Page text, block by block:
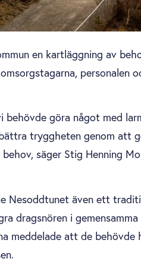
en kartläggning av
personalen
göra något med
tryggheten genom att
säger Stig Henning
Nesoddtunet även ett
dragsnören i
meddelade att de